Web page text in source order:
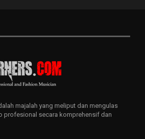
majalah yang meliput dan mengulas
profesional secara komprehensif dan